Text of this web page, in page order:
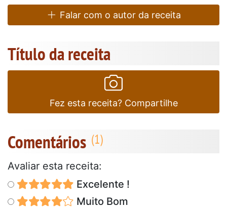
Falar com o autor da receita
Título da receita
Fez esta receita? Compartilhe
Comentários
Avaliar esta receita:
Excelente !
Muito Bom